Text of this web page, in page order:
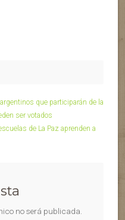
que participarán de la
ser votados
de La Paz aprenden a
no será publicada.